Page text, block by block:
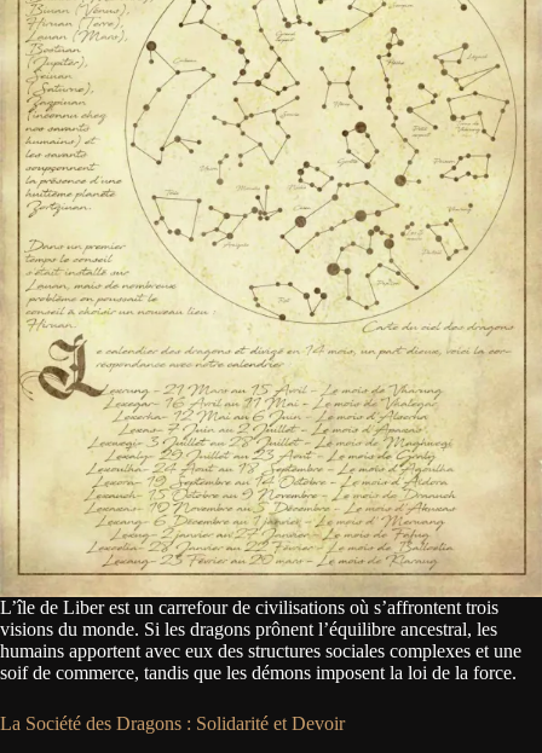
L’île de Liber est un carrefour de civilisations où s’affrontent trois
visions du monde. Si les dragons prônent l’équilibre ancestral, les
humains apportent avec eux des structures sociales complexes et une
soif de commerce, tandis que les démons imposent la loi de la force.
La Société des Dragons : Solidarité et Devoir